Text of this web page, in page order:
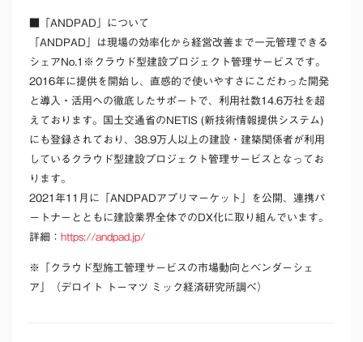
■「ANDPAD」について
「ANDPAD」は現場の効率化から経営改善まで一元管理できる
シェアNo.1※ クラウド型建設プロジェクト管理サービスです。
2016年に提供を開始し、直感的で使いやすさにこだわった開発
と導入・活用への徹底したサポートで、利用社数14.6万社を超
えております。国土交通省のNETIS (新技術情報提供システム)
にも登録されており、38.9万人以上の建設・建築関係者が利用
しているクラウド型建設プロジェクト管理サービスとなってお
ります。
2021年11月に「ANDPADアプリマーケット」を公開、連携パ
ートナーとともに建設業界全体でのDX化に取り組んでいます。
詳細： https://andpad.jp/
※「クラウド型施工管理サービスの市場動向とベンダーシェ
ア」（デロイト トーマツ ミック経済研究所調べ）